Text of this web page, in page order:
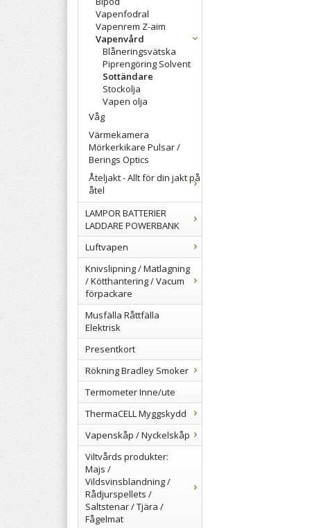
Vapenfodral
Vapenrem Z-aim
Vapenvård
Blåneringsvätska
Piprengöring Solvent
Sottändare
Stockolja
Vapen olja
Våg
Värmekamera
Mörkerkikare Pulsar /
Berings Optics
Åteljakt - Allt för din jakt på
åtel
LAMPOR BATTERIER
LADDARE POWERBANK
Luftvapen
Knivslipning / Matlagning
/ Kötthantering / Vacum
förpackare
Musfälla Råttfälla
Elektrisk
Presentkort
Rökning Bradley Smoker
Termometer Inne/ute
ThermaCELL Myggskydd
Vapenskåp / Nyckelskåp
Viltvårds produkter:
Majs /
Vildsvinsblandning /
Rådjurspellets /
Saltstenar / Tjära /
Fågelmat